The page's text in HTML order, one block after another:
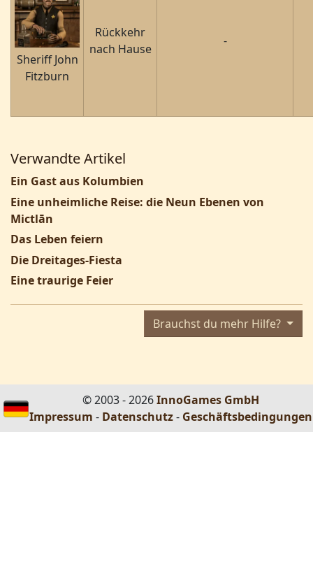
Sheriff John
Fitzburn
Rückkehr
nach Hause
-
Verwandte Artikel
Ein Gast aus Kolumbien
Eine unheimliche Reise: die Neun Ebenen von
Mictlān
Das Leben feiern
Die Dreitages-Fiesta
Eine traurige Feier
Brauchst du mehr Hilfe?
© 2003 - 2026InnoGames GmbH
Impressum - Datenschutz- Geschäftsbedingungen